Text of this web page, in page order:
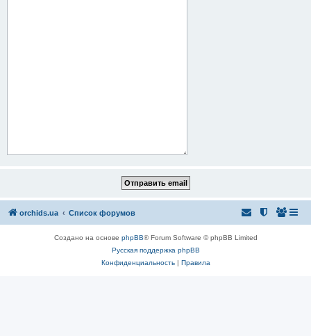
orchids.ua Список форумов
Создано на основе phpBB® Forum Software © phpBB Limited
Русская поддержка phpBB
Конфиденциальность| Правила